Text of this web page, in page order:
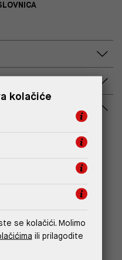
kolačiće
se kolačići. Molimo
ili prilagodite